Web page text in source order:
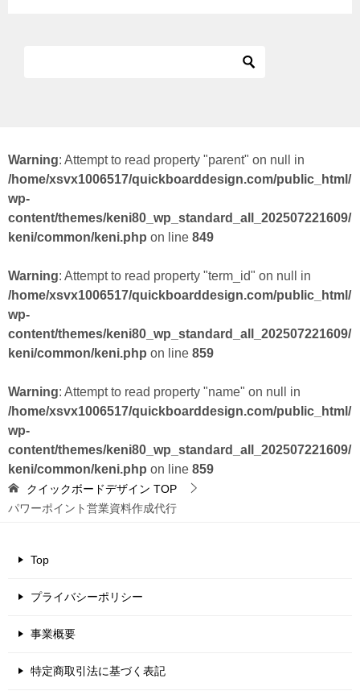
Warning: Attempt to read property "parent" on null in
/home/xsvx1006517/quickboarddesign.com/public_html/
wp-
content/themes/keni80_wp_standard_all_202507221609/
keni/common/keni.php on line 849
Warning: Attempt to read property "term_id" on null in
/home/xsvx1006517/quickboarddesign.com/public_html/
wp-
content/themes/keni80_wp_standard_all_202507221609/
keni/common/keni.php on line 859
Warning: Attempt to read property "name" on null in
/home/xsvx1006517/quickboarddesign.com/public_html/
wp-
content/themes/keni80_wp_standard_all_202507221609/
keni/common/keni.php on line 859
クイックボードデザイン TOP
パワーポイント営業資料作成代行
Top
プライバシーポリシー
事業概要
特定商取引法に基づく表記